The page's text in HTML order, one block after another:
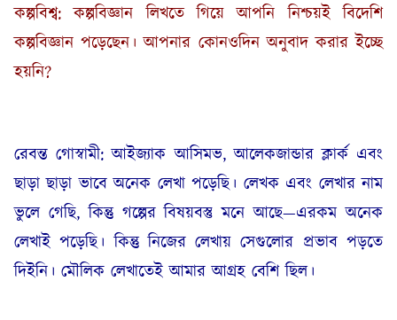
কল্পবিশ্ব: কল্পবিজ্ঞান লিখতে গিয়ে আপনি নিশ্চয়ই বিদেশি
কল্পবিজ্ঞান পড়েছেন। আপনার কোনওদিন অনুবাদ করার ইচ্ছে
হয়নি?
রেবন্ত গোস্বামী: আইজ্যাক আসিমভ, আলেকজান্ডার ক্লার্ক এবং
ছাড়া ছাড়া ভাবে অনেক লেখা পড়েছি। লেখক এবং লেখার নাম
ভুলে গেছি, কিন্তু গল্পের বিষয়বস্তু মনে আছে—এরকম অনেক
লেখাই পড়েছি। কিন্তু নিজের লেখায় সেগুলোর প্রভাব পড়তে
দিইনি। মৌলিক লেখাতেই আমার আগ্রহ বেশি ছিল।